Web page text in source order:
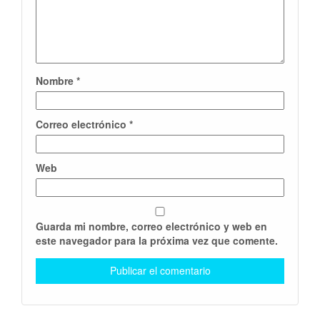
Nombre *
Correo electrónico *
Web
Guarda mi nombre, correo electrónico y web en
este navegador para la próxima vez que comente.